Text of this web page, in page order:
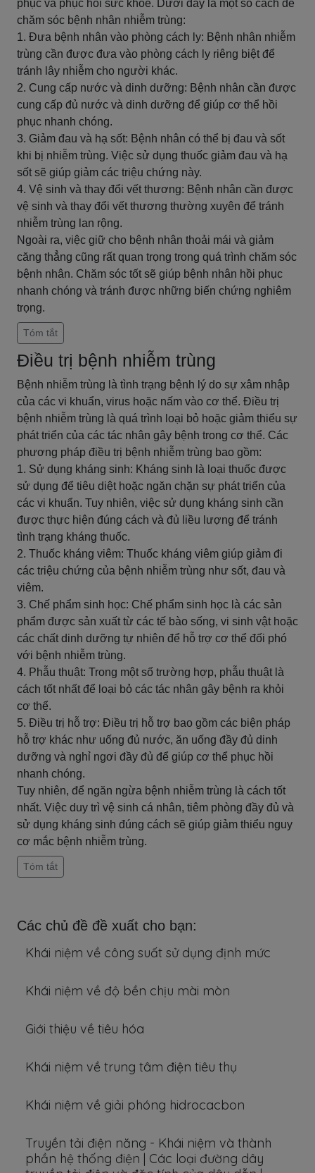
phục và phục hồi sức khỏe. Dưới đây là một số cách để
chăm sóc bệnh nhân nhiễm trùng:
1. Đưa bệnh nhân vào phòng cách ly: Bệnh nhân nhiễm
trùng cần được đưa vào phòng cách ly riêng biệt để
tránh lây nhiễm cho người khác.
2. Cung cấp nước và dinh dưỡng: Bệnh nhân cần được
cung cấp đủ nước và dinh dưỡng để giúp cơ thể hồi
phục nhanh chóng.
3. Giảm đau và hạ sốt: Bệnh nhân có thể bị đau và sốt
khi bị nhiễm trùng. Việc sử dụng thuốc giảm đau và hạ
sốt sẽ giúp giảm các triệu chứng này.
4. Vệ sinh và thay đổi vết thương: Bệnh nhân cần được
vệ sinh và thay đổi vết thương thường xuyên để tránh
nhiễm trùng lan rộng.
Ngoài ra, việc giữ cho bệnh nhân thoải mái và giảm
căng thẳng cũng rất quan trọng trong quá trình chăm sóc
bệnh nhân. Chăm sóc tốt sẽ giúp bệnh nhân hồi phục
nhanh chóng và tránh được những biến chứng nghiêm
trọng.
Tóm tắt
Điều trị bệnh nhiễm trùng
Bệnh nhiễm trùng là tình trạng bệnh lý do sự xâm nhập
của các vi khuẩn, virus hoặc nấm vào cơ thể. Điều trị
bệnh nhiễm trùng là quá trình loại bỏ hoặc giảm thiểu sự
phát triển của các tác nhân gây bệnh trong cơ thể. Các
phương pháp điều trị bệnh nhiễm trùng bao gồm:
1. Sử dụng kháng sinh: Kháng sinh là loại thuốc được
sử dụng để tiêu diệt hoặc ngăn chặn sự phát triển của
các vi khuẩn. Tuy nhiên, việc sử dụng kháng sinh cần
được thực hiện đúng cách và đủ liều lượng để tránh
tình trạng kháng thuốc.
2. Thuốc kháng viêm: Thuốc kháng viêm giúp giảm đi
các triệu chứng của bệnh nhiễm trùng như sốt, đau và
viêm.
3. Chế phẩm sinh học: Chế phẩm sinh học là các sản
phẩm được sản xuất từ các tế bào sống, vi sinh vật hoặc
các chất dinh dưỡng tự nhiên để hỗ trợ cơ thể đối phó
với bệnh nhiễm trùng.
4. Phẫu thuật: Trong một số trường hợp, phẫu thuật là
cách tốt nhất để loại bỏ các tác nhân gây bệnh ra khỏi
cơ thể.
5. Điều trị hỗ trợ: Điều trị hỗ trợ bao gồm các biện pháp
hỗ trợ khác như uống đủ nước, ăn uống đầy đủ dinh
dưỡng và nghỉ ngơi đầy đủ để giúp cơ thể phục hồi
nhanh chóng.
Tuy nhiên, để ngăn ngừa bệnh nhiễm trùng là cách tốt
nhất. Việc duy trì vệ sinh cá nhân, tiêm phòng đầy đủ và
sử dụng kháng sinh đúng cách sẽ giúp giảm thiểu nguy
cơ mắc bệnh nhiễm trùng.
Tóm tắt
Các chủ đề đề xuất cho bạn:
Khái niệm về công suất sử dụng định mức
Khái niệm về độ bền chịu mài mòn
Giới thiệu về tiêu hóa
Khái niệm về trung tâm điện tiêu thụ
Khái niệm về giải phóng hidrocacbon
Truyền tải điện năng - Khái niệm và thành
phần hệ thống điện | Các loại đường dây